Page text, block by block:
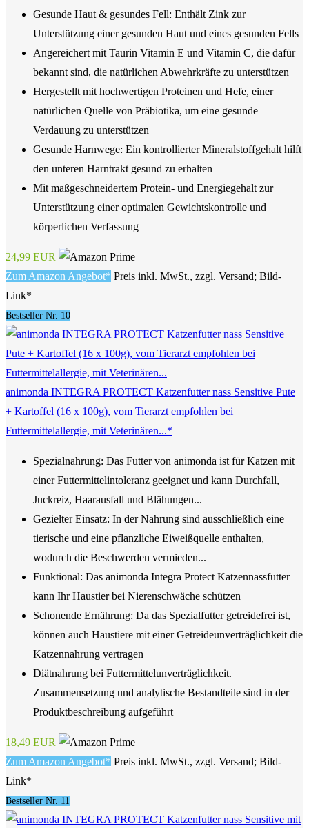
Gesunde Haut & gesundes Fell: Enthält Zink zur
Unterstützung einer gesunden Haut und eines gesunden Fells
Angereichert mit Taurin Vitamin E und Vitamin C, die dafür
bekannt sind, die natürlichen Abwehrkräfte zu unterstützen
Hergestellt mit hochwertigen Proteinen und Hefe, einer
natürlichen Quelle von Präbiotika, um eine gesunde
Verdauung zu unterstützen
Gesunde Harnwege: Ein kontrollierter Mineralstoffgehalt hilft
den unteren Harntrakt gesund zu erhalten
Mit maßgeschneidertem Protein- und Energiegehalt zur
Unterstützung einer optimalen Gewichtskontrolle und
körperlichen Verfassung
24,99 EUR
Zum Amazon Angebot* Preis inkl. MwSt., zzgl. Versand; Bild-
Link*
Bestseller Nr. 10
animonda INTEGRA PROTECT Katzenfutter nass Sensitive Pute
+ Kartoffel (16 x 100g), vom Tierarzt empfohlen bei
Futtermittelallergie, mit Veterinären...*
Spezialnahrung: Das Futter von animonda ist für Katzen mit
einer Futtermittelintoleranz geeignet und kann Durchfall,
Juckreiz, Haarausfall und Blähungen...
Gezielter Einsatz: In der Nahrung sind ausschließlich eine
tierische und eine pflanzliche Eiweißquelle enthalten,
wodurch die Beschwerden vermieden...
Funktional: Das animonda Integra Protect Katzennassfutter
kann Ihr Haustier bei Nierenschwäche schützen
Schonende Ernährung: Da das Spezialfutter getreidefrei ist,
können auch Haustiere mit einer Getreideunverträglichkeit die
Katzennahrung vertragen
Diätnahrung bei Futtermittelunverträglichkeit.
Zusammensetzung und analytische Bestandteile sind in der
Produktbeschreibung aufgeführt
18,49 EUR
Zum Amazon Angebot* Preis inkl. MwSt., zzgl. Versand; Bild-
Link*
Bestseller Nr. 11